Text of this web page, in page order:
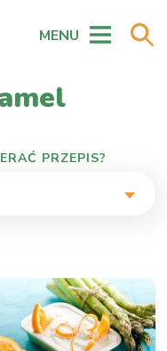
MENU
PRZEPIS?